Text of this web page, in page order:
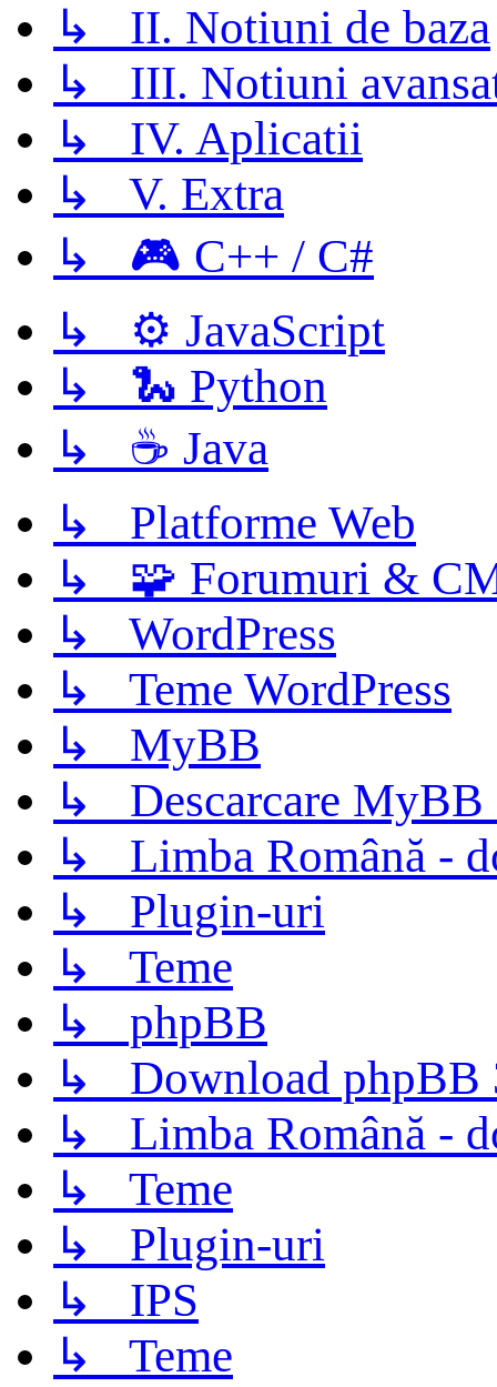
↳ II. Notiuni de baza
↳ III. Notiuni
↳ IV. Aplicatii
↳ V. Extra
↳ 🎮 C++ / C#
↳ ⚙️ JavaScript
↳ 🐍 Python
↳ ☕ Java
↳ Platforme Web
↳ 🧩 Forumuri &
↳ WordPress
↳ Teme WordPress
↳ MyBB
↳ Descarcare MyBB
↳ Limba Română -
↳ Plugin-uri
↳ Teme
↳ phpBB
↳ Download phpBB
↳ Limba Română -
↳ Teme
↳ Plugin-uri
↳ IPS
↳ Teme